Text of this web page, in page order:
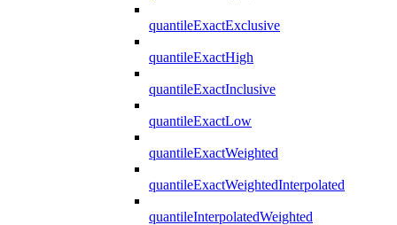
quantileExactExclusive
quantileExactHigh
quantileExactInclusive
quantileExactLow
quantileExactWeighted
quantileExactWeightedInterpolated
quantileInterpolatedWeighted